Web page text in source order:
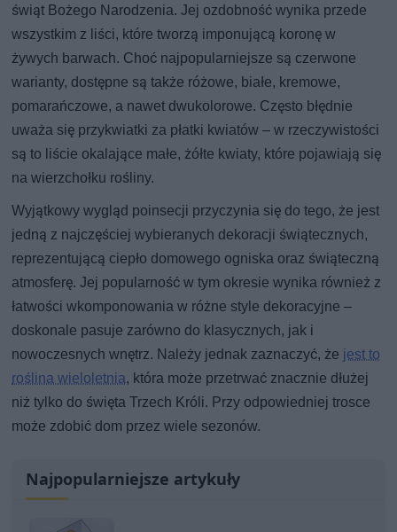
świąt Bożego Narodzenia. Jej ozdobność wynika przede
wszystkim z liści, które tworzą imponującą koronę w
żywych barwach. Choć najpopularniejsze są czerwone
warianty, dostępne są także różowe, białe, kremowe,
pomarańczowe, a nawet dwukolorowe. Często błędnie
uważa się przykwiatki za płatki kwiatów – w rzeczywistości
są to liście okalające małe, żółte kwiaty, które pojawiają się
na wierzchołku rośliny.
Wyjątkowy wygląd poinsecji przyczynia się do tego, że jest
jedną z najczęściej wybieranych dekoracji świątecznych,
reprezentującą ciepło domowego ogniska oraz świąteczną
atmosferę. Jej popularność w tym okresie wynika również z
łatwości wkomponowania w różne style dekoracyjne –
doskonale pasuje zarówno do klasycznych, jak i
nowoczesnych wnętrz. Należy jednak zaznaczyć, że jest to
roślina wieloletnia, która może przetrwać znacznie dłużej
niż tylko do święta Trzech Króli. Przy odpowiedniej trosce
może zdobić dom przez wiele sezonów.
Najpopularniejsze artykuły